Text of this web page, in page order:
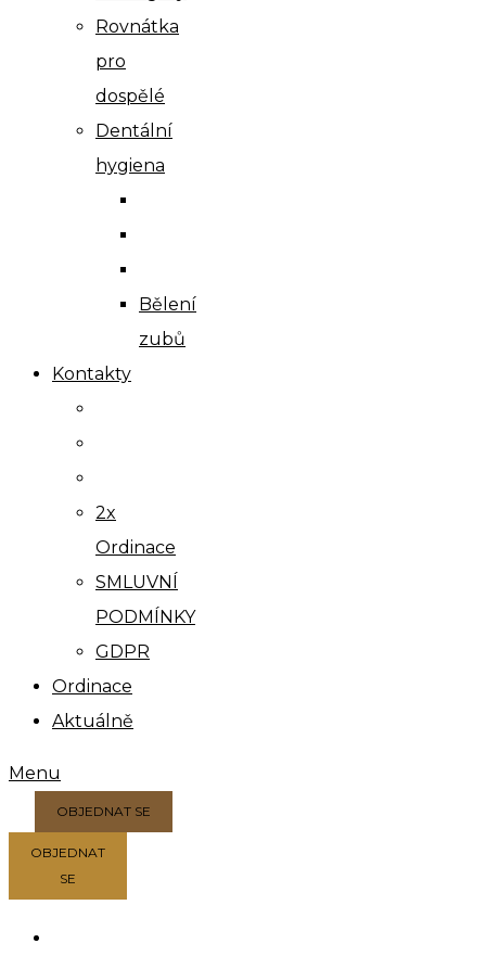
Rovnátka
pro
dospělé
Dentální
hygiena
Bělení
zubů
Kontakty
2x
Ordinace
SMLUVNÍ
PODMÍNKY
GDPR
Ordinace
Aktuálně
Menu
OBJEDNAT SE
OBJEDNAT
SE